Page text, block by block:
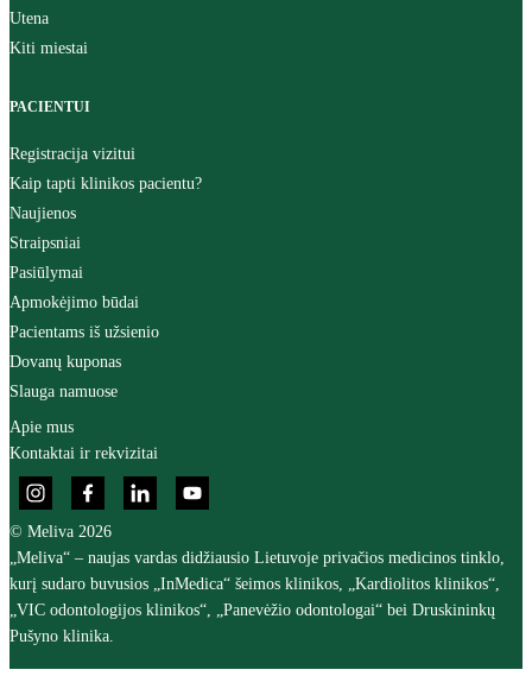
Utena
Kiti miestai
PACIENTUI
Registracija vizitui
Kaip tapti klinikos pacientu?
Naujienos
Straipsniai
Pasiūlymai
Apmokėjimo būdai
Pacientams iš užsienio
Dovanų kuponas
Slauga namuose
Apie mus
Kontaktai ir rekvizitai
© Meliva 2026
„Meliva“ – naujas vardas didžiausio Lietuvoje privačios medicinos tinklo,
kurį sudaro buvusios „InMedica“ šeimos klinikos, „Kardiolitos klinikos“,
„VIC odontologijos klinikos“, „Panevėžio odontologai“ bei Druskininkų
Pušyno klinika.